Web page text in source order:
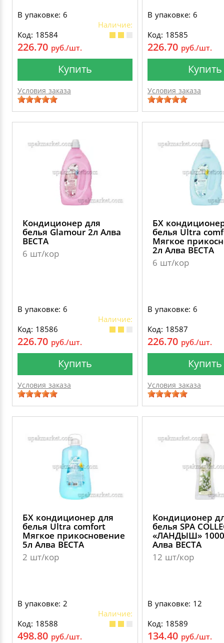
В упаковке: 6
Наличие:
Код: 18584
226.70 руб./шт.
Купить
Условия заказа
В упаковке: 6
Код: 18585
226.70 руб./шт.
Купить
Условия заказа
Кондиционер для
белья Glamour 2л Алва
ВЕСТА
6 шт/кор
В упаковке: 6
Наличие:
Код: 18586
226.70 руб./шт.
Купить
Условия заказа
БХ
белья Ultra
Мягкое
2л Алва ВЕСТА
6 шт/кор
В упаковке: 6
Код: 18587
226.70 руб./шт.
Купить
Условия заказа
БХ кондиционер для
белья Ultra comfort
Мягкое прикосновение
5л Алва ВЕСТА
2 шт/кор
В упаковке: 2
Наличие:
Код: 18588
498.80 руб./шт.
Кондиционер
белья SPA
«ЛАНДЫШ»
Алва ВЕСТА
12 шт/кор
В упаковке: 12
Код: 18589
134.40 руб./шт.